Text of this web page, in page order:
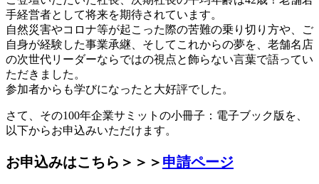
手経営者として将来を期待されています。
自然災害やコロナ等が起こった際の苦難の乗り切り方や、ご
自身が経験した事業承継、そしてこれからの夢を、老舗名店
の次世代リーダーならではの視点と飾らない言葉で語ってい
ただきました。
参加者からも学びになったと大好評でした。
さて、その100年企業サミットの小冊子：電子ブック版を、
以下からお申込みいただけます。
お申込みはこちら＞＞＞ 申請ページ